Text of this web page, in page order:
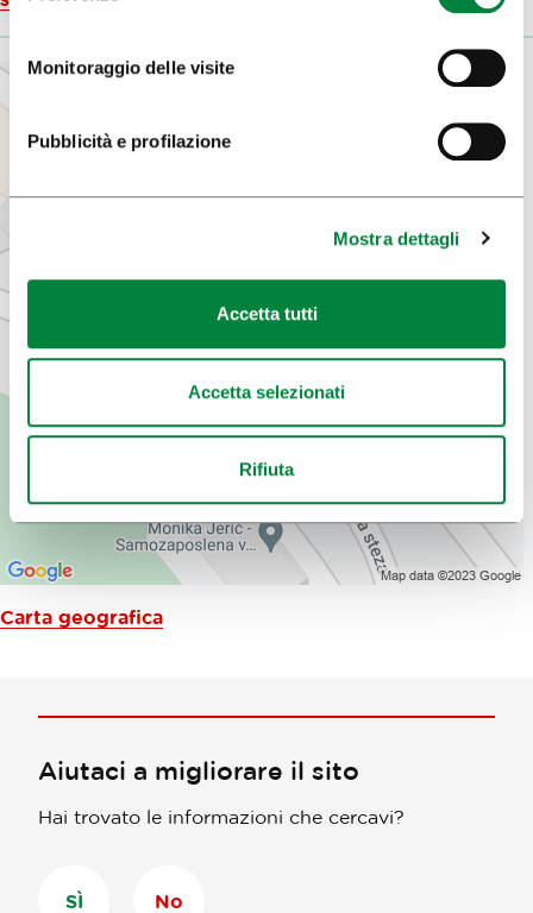
Monitoraggio delle visite
Pubblicità e profilazione
Mostra dettagli
Accetta tutti
Accetta selezionati
Rifiuta
Carta geografica
Aiutaci a migliorare il sito
Hai trovato le informazioni che cercavi?
SÌ No